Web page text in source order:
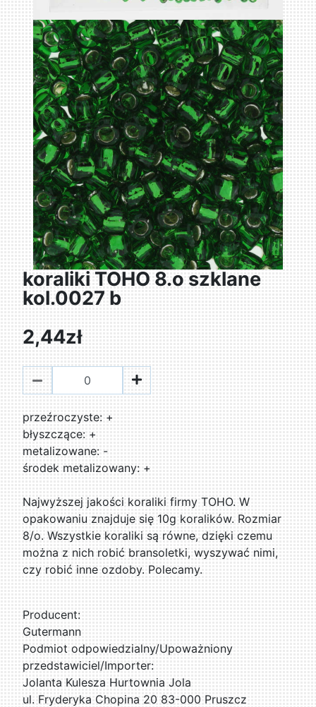
koraliki TOHO 8.o szklane
kol.0027 b
2,44zł
przeźroczyste: +
błyszczące: +
metalizowane: -
środek metalizowany: +
Najwyższej jakości koraliki firmy TOHO. W
opakowaniu znajduje się 10g koralików. Rozmiar
8/o. Wszystkie koraliki są równe, dzięki czemu
można z nich robić bransoletki, wyszywać nimi,
czy robić inne ozdoby. Polecamy.
Producent:
Gutermann
Podmiot odpowiedzialny/Upoważniony
przedstawiciel/Importer:
Jolanta Kulesza Hurtownia Jola
ul. Fryderyka Chopina 20 83-000 Pruszcz